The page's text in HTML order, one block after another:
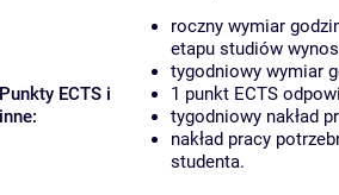
Punkty ECTS i
inne:
roczny wymiar
etapu studiów
tygodniowy wymiar
1 punkt ECTS
tygodniowy nakład
nakład pracy
studenta.